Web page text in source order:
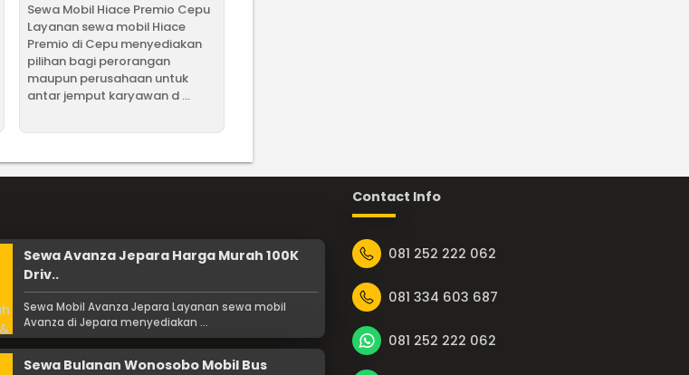
Sewa Mobil Hiace Premio Cepu
Layanan sewa mobil Hiace
Premio di Cepu menyediakan
pilihan bagi perorangan
maupun perusahaan untuk
antar jemput karyawan d ...
Sewa Avanza Jepara Harga Murah 100K
Driv..
Sewa Mobil Avanza Jepara Layanan sewa mobil
Avanza di Jepara menyediakan ...
Sewa Bulanan Wonosobo Mobil Bus
Contact Info
081 252 222 062
081 334 603 687
081 252 222 062